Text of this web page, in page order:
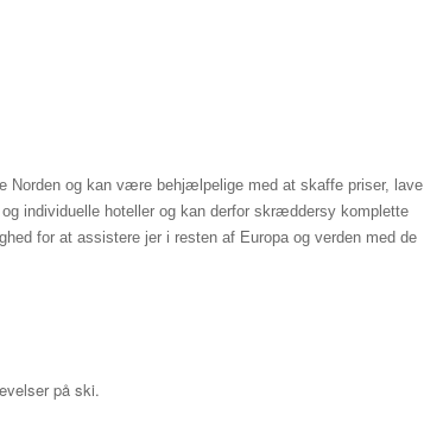
Norden og kan være behjælpelige med at skaffe priser, lave
individuelle hoteller og kan derfor skræddersy komplette
for at assistere jer i resten af Europa og verden med de
på ski.